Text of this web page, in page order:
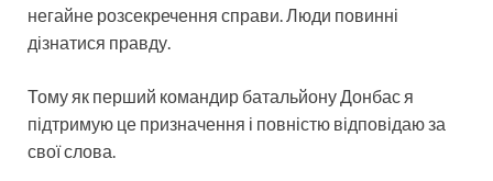
негайне розсекречення справи. Люди повинні
дізнатися правду.
Тому як перший командир батальйону Донбас я
підтримую це призначення і повністю відповідаю за
свої слова.